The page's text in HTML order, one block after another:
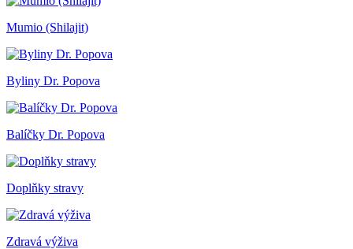
Mumio (Shilajit)
Byliny Dr. Popova
Balíčky Dr. Popova
Doplňky stravy
Zdravá výživa